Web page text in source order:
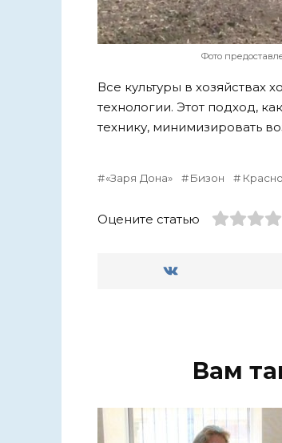
Фото
Все культуры в
технологии. Этот подход,
технику, минимизировать
«Заря Дона» Бизон
Оцените статью
Вам